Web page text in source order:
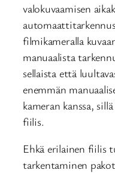
valokuvaamisen
filmikameralla
manuaalista
sellaista että
enemmän
kameran kanssa,
fiilis.
Ehkä erilainen fiilis
tarkentaminen